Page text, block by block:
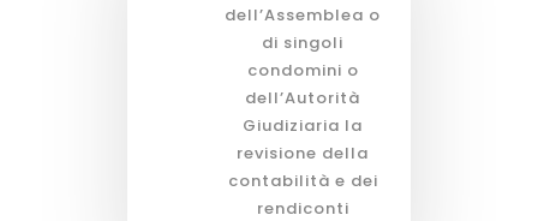
dell’Assemblea o
di singoli
condomini o
dell’Autorità
Giudiziaria la
revisione della
contabilità e dei
rendiconti